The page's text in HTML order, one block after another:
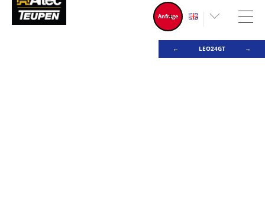
Anfrage
← LEO24GT →